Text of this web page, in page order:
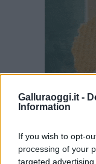
Galluraoggi.it -
Information
If you wish to opt-
processing of your
targeted